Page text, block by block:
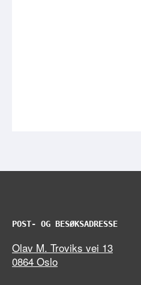
POST- OG BESØKSADRESSE
Olav M. Troviks vei 13
0864 Oslo